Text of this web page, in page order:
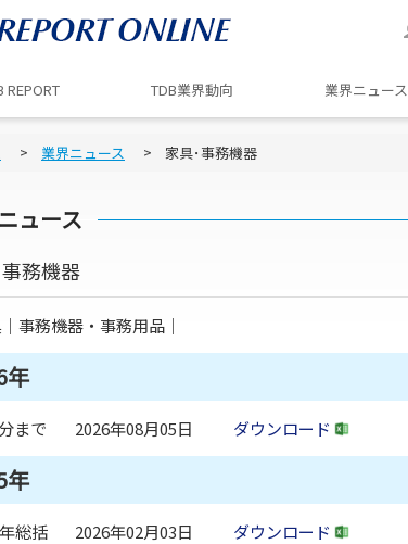
REPORT TDB業界動向 業界ニュース
業界ニュース 家具･事務機器
ニュース
務機器
｜事務機器・事務用品｜
年
まで 2026年08月05日 ダウンロード
年
総括 2026年02月03日 ダウンロード